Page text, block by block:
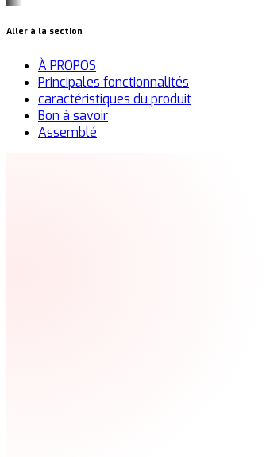
Aller à la section
À PROPOS
Principales fonctionnalités
caractéristiques du produit
Bon à savoir
Assemblé